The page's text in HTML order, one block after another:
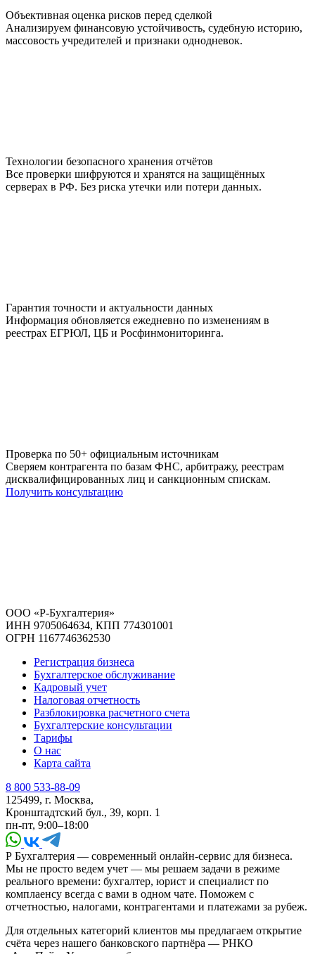
Объективная оценка рисков перед сделкой
Анализируем финансовую устойчивость, судебную историю,
массовость учредителей и признаки однодневок.
Технологии безопасного хранения отчётов
Все проверки шифруются и хранятся на защищённых
серверах в РФ. Без риска утечки или потери данных.
Гарантия точности и актуальности данных
Информация обновляется ежедневно по изменениям в
реестрах ЕГРЮЛ, ЦБ и Росфинмониторинга.
Проверка по 50+ официальным источникам
Сверяем контрагента по базам ФНС, арбитражу, реестрам
дисквалифицированных лиц и санкционным спискам.
Получить консультацию
ООО «Р-Бухгалтерия»
ИНН 9705064634, КПП 774301001
ОГРН 1167746362530
Регистрация бизнеса
Бухгалтерское обслуживание
Кадровый учет
Налоговая отчетность
Разблокировка расчетного счета
Бухгалтерские консультации
Тарифы
О нас
Карта сайта
8 800 533-88-09
125499, г. Москва,
Кронштадтский бул., 39, корп. 1
пн-пт, 9:00–18:00
Р Бухгалтерия — современный онлайн-сервис для бизнеса.
Мы не просто ведем учет — мы решаем задачи в режиме
реального времени: бухгалтер, юрист и специалист по
комплаенсу всегда с вами в одном чате. Поможем с
отчетностью, налогами, контрагентами и платежами за рубеж.
Для отдельных категорий клиентов мы предлагаем открытие
счёта через нашего банковского партнёра — РНКО